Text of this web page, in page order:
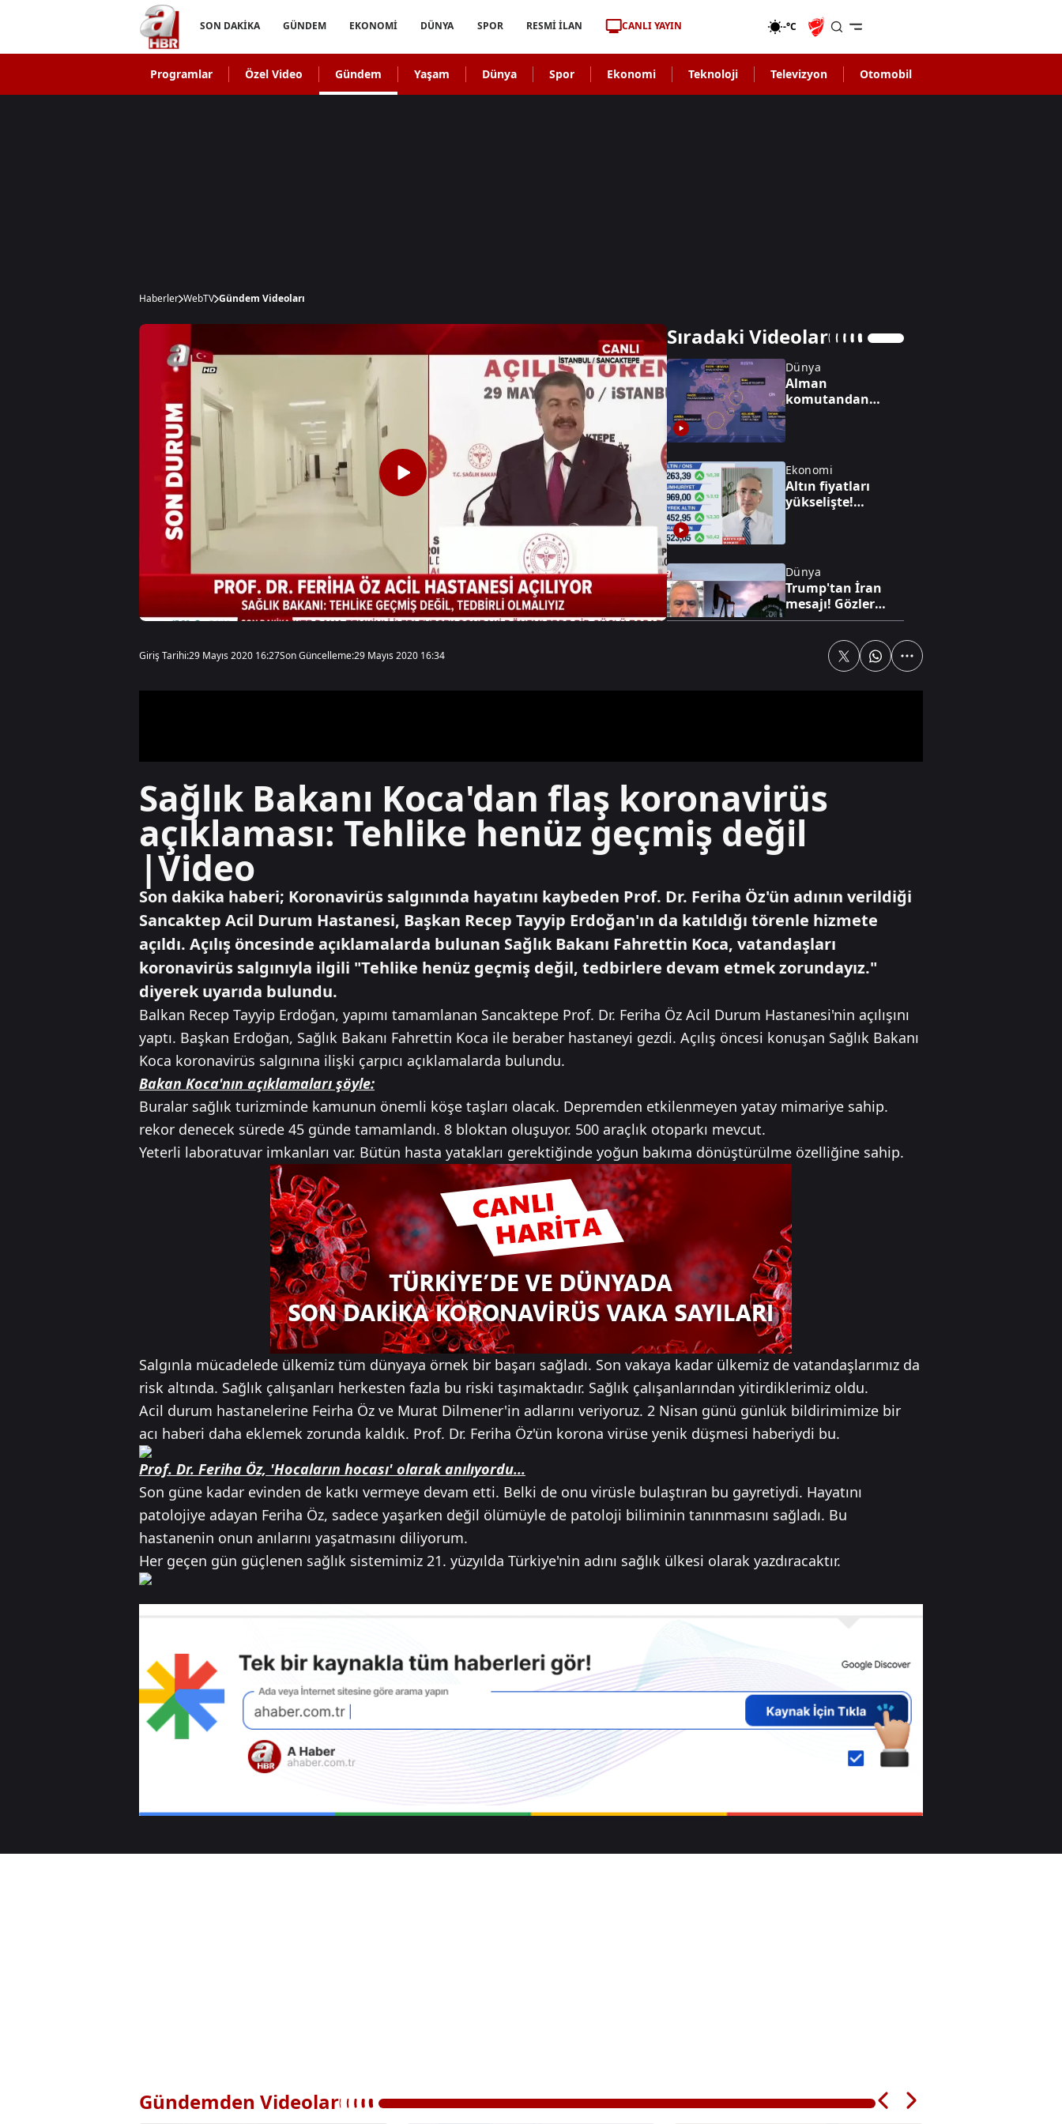
SON DAKİKA GÜNDEM EKONOMİ DÜNYA SPOR RESMİ İLAN CANLI YAYIN -°C
Programlar Özel Video Gündem Yaşam Dünya Spor Ekonomi Teknoloji Televizyon Otomobil
Haberler WebTV Gündem Videoları
Sıradaki Videolar
Dünya
Alman
komutandan
yaşayabiliriz"
Ekonomi
Altın fiyatları
yükselişte!
Dünya
Trump'tan İran
mesajı! Gözler
Hürmüz'de: Kritik
Bahçelievler'de
İran ve Umman
güvenli
güzergahta
Enerjide savaş
etkisi! Altın, petrol
ve faiz dengesi
yeniden
şekilleniyor
Giriş Tarihi:29 Mayıs 2020 16:27Son Güncelleme:29 Mayıs 2020 16:34
Sağlık Bakanı Koca'dan flaş koronavirüs
açıklaması: Tehlike henüz geçmiş değil
|Video
Son dakika haberi; Koronavirüs salgınında hayatını kaybeden Prof. Dr. Feriha Öz'ün adının verildiği
Sancaktep Acil Durum Hastanesi, Başkan Recep Tayyip Erdoğan'ın da katıldığı törenle hizmete
açıldı. Açılış öncesinde açıklamalarda bulunan Sağlık Bakanı Fahrettin Koca, vatandaşları
koronavirüs salgınıyla ilgili "Tehlike henüz geçmiş değil, tedbirlere devam etmek zorundayız."
diyerek uyarıda bulundu.
Balkan Recep Tayyip Erdoğan, yapımı tamamlanan Sancaktepe Prof. Dr. Feriha Öz Acil Durum Hastanesi'nin açılışını
yaptı. Başkan Erdoğan, Sağlık Bakanı Fahrettin Koca ile beraber hastaneyi gezdi. Açılış öncesi konuşan Sağlık Bakanı
Koca koronavirüs salgınına ilişki çarpıcı açıklamalarda bulundu.
Bakan Koca'nın açıklamaları şöyle:
Buralar sağlık turizminde kamunun önemli köşe taşları olacak. Depremden etkilenmeyen yatay mimariye sahip.
rekor denecek sürede 45 günde tamamlandı. 8 bloktan oluşuyor. 500 araçlık otoparkı mevcut.
Yeterli laboratuvar imkanları var. Bütün hasta yatakları gerektiğinde yoğun bakıma dönüştürülme özelliğine sahip.
Salgınla mücadelede ülkemiz tüm dünyaya örnek bir başarı sağladı. Son vakaya kadar ülkemiz de vatandaşlarımız da
risk altında. Sağlık çalışanları herkesten fazla bu riski taşımaktadır. Sağlık çalışanlarından yitirdiklerimiz oldu.
Acil durum hastanelerine Feirha Öz ve Murat Dilmener'in adlarını veriyoruz. 2 Nisan günü günlük bildirimimize bir
acı haberi daha eklemek zorunda kaldık. Prof. Dr. Feriha Öz'ün korona virüse yenik düşmesi haberiydi bu.
Prof. Dr. Feriha Öz, 'Hocaların hocası' olarak anılıyordu...
Son güne kadar evinden de katkı vermeye devam etti. Belki de onu virüsle bulaştıran bu gayretiydi. Hayatını
patolojiye adayan Feriha Öz, sadece yaşarken değil ölümüyle de patoloji biliminin tanınmasını sağladı. Bu
hastanenin onun anılarını yaşatmasını diliyorum.
Her geçen gün güçlenen sağlık sistemimiz 21. yüzyılda Türkiye'nin adını sağlık ülkesi olarak yazdıracaktır.
Gündemden Videolar